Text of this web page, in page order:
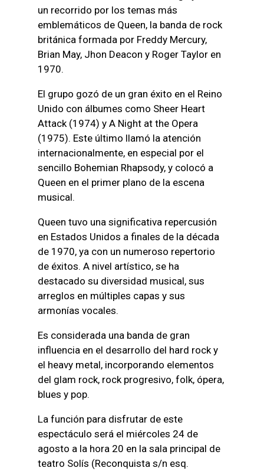
un recorrido por los temas más
emblemáticos de Queen, la banda de rock
británica formada por Freddy Mercury,
Brian May, Jhon Deacon y Roger Taylor en
1970.
El grupo gozó de un gran éxito en el Reino
Unido con álbumes como Sheer Heart
Attack (1974) y A Night at the Opera
(1975). Este último llamó la atención
internacionalmente, en especial por el
sencillo Bohemian Rhapsody, y colocó a
Queen en el primer plano de la escena
musical.
Queen tuvo una significativa repercusión
en Estados Unidos a finales de la década
de 1970, ya con un numeroso repertorio
de éxitos. A nivel artístico, se ha
destacado su diversidad musical, sus
arreglos en múltiples capas y sus
armonías vocales.
Es considerada una banda de gran
influencia en el desarrollo del hard rock y
el heavy metal, incorporando elementos
del glam rock, rock progresivo, folk, ópera,
blues y pop.
La función para disfrutar de este
espectáculo será el miércoles 24 de
agosto a la hora 20 en la sala principal de
teatro Solís (Reconquista s/n esq.